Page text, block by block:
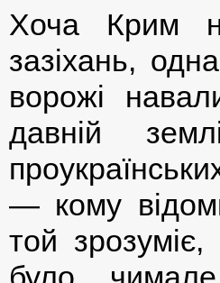
Хоча Крим
зазіхань,
ворожі
давній
— кому
той